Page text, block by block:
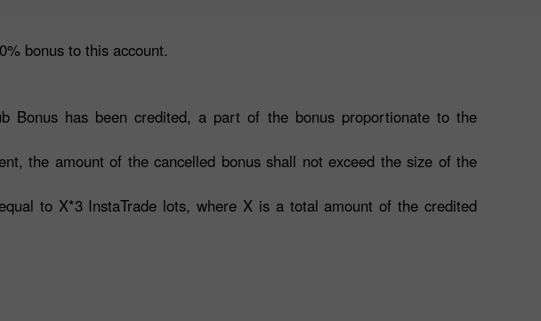
bonus to this account.
Bonus has been credited, a part of the bonus proportionate to the
the amount of the cancelled bonus shall not exceed the size of the
to X*3 InstaTrade lots, where X is a total amount of the credited